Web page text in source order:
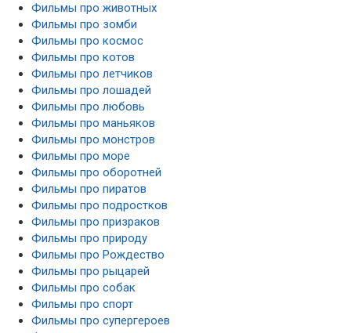
Фильмы про животных
Фильмы про зомби
Фильмы про космос
Фильмы про котов
Фильмы про летчиков
Фильмы про лошадей
Фильмы про любовь
Фильмы про маньяков
Фильмы про монстров
Фильмы про море
Фильмы про оборотней
Фильмы про пиратов
Фильмы про подростков
Фильмы про призраков
Фильмы про природу
Фильмы про Рождество
Фильмы про рыцарей
Фильмы про собак
Фильмы про спорт
Фильмы про супергероев